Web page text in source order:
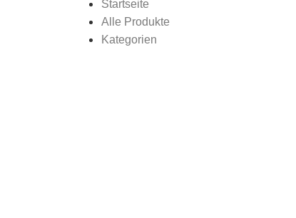
Startseite
Alle Produkte
Kategorien